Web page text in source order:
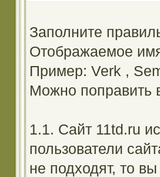
Заполните
Отображаемое
Пример: Verk ,
Можно
1.1. Сайт 11td.ru
пользователи
не подходят, то